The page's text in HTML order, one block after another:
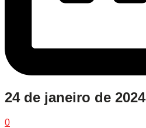
24 de janeiro de 2024
0